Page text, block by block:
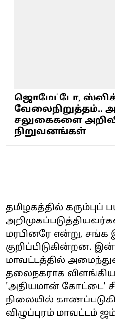
ஜொமேட்டோ,
வேலைநிறுத்தம்..
சலுகைகளை
நிறுவனங்கள்
தமிழகத்தில் கரும்புப்
மரபினரே என்று,
குறிப்பிடுகின்றன.
மாவட்டத்தில்
தலைநகராக
'அதியமான் கோட்டை'
நிலையில்
விழுப்புரம் மாவட்டம்